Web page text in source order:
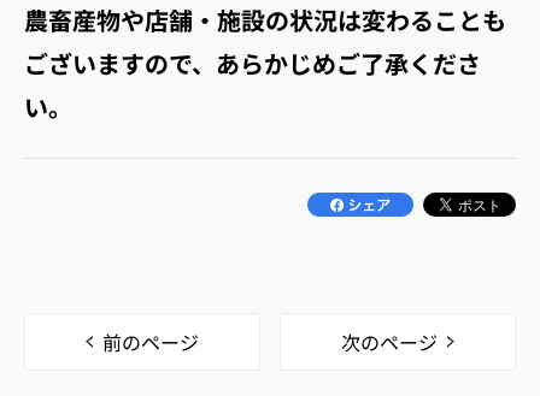
農畜産物や店舗・施設の状況は変わることも
ございますので、あらかじめご了承くださ
い。
前のページ 次のページ